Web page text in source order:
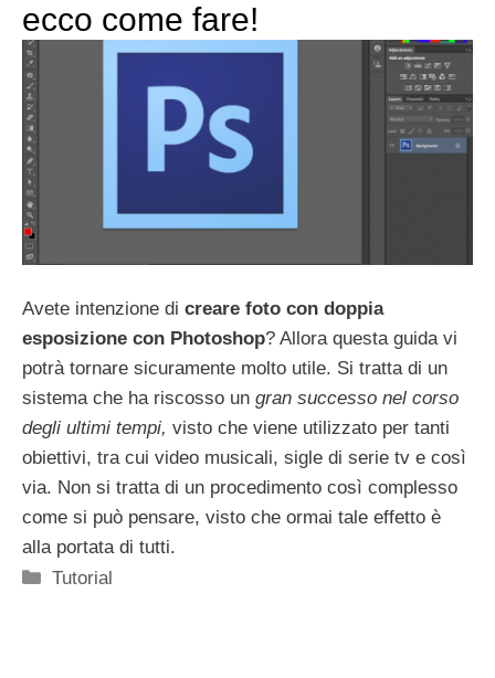
ecco come fare!
Avete intenzione di creare foto con doppia
esposizione con Photoshop? Allora questa guida vi
potrà tornare sicuramente molto utile. Si tratta di un
sistema che ha riscosso un gran successo nel corso
degli ultimi tempi, visto che viene utilizzato per tanti
obiettivi, tra cui video musicali, sigle di serie tv e così
via. Non si tratta di un procedimento così complesso
come si può pensare, visto che ormai tale effetto è
alla portata di tutti.
Categorie
Tutorial